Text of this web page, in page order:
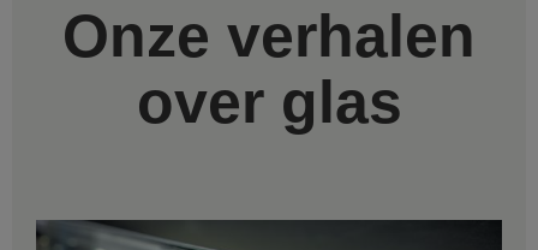
Onze verhalen
over glas